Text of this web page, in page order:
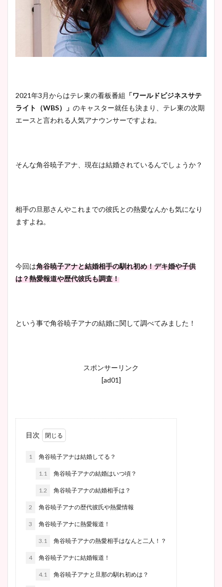
2021年3月からはテレ東の看板番組 「ワールドビジネスサテ
ライト（WBS）」 のキャスター就任も決まり、テレ東の次期
エースと言われる人気アナウンサーですよね。
そんな角谷暁子アナ、現在は結婚されているんでしょうか？
相手の旦那さんやこれまでの彼氏との熱愛なんかも気になり
ますよね。
今回は角谷暁子アナと結婚相手の馴れ初め！デキ婚や子供
は？熱愛報道や歴代彼氏も調査！
という事で角谷暁子アナの結婚に関して調べてみました！
スポンサーリンク
[ad01]
目次
1 角谷暁子アナは結婚してる？
1.1 角谷暁子アナの結婚はいつ頃？
1.2 角谷暁子アナの結婚相手は？
2 角谷暁子アナの歴代彼氏や熱愛情報
3 角谷暁子アナに熱愛報道！
3.1 角谷暁子アナの熱愛相手はなんと二人！？
4 角谷暁子アナに結婚報道！
4.1 角谷暁子アナと旦那の馴れ初めは？